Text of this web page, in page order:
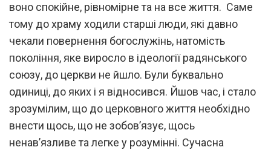
воно спокійне, рівномірне та на все життя. Саме
тому до храму ходили старші люди, які давно
чекали повернення богослужінь, натомість
покоління, яке виросло в ідеології радянського
союзу, до церкви не йшло. Були буквально
одиниці, до яких і я відносився. Йшов час, і стало
зрозумілим, що до церковного життя необхідно
внести щось, що не зобов’язує, щось
ненав’язливе та легке у розумінні. Сучасна